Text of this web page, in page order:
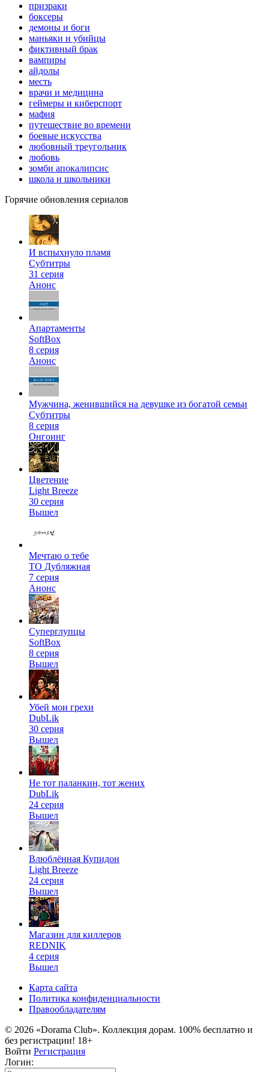
призраки
боксеры
демоны и боги
маньяки и убийцы
фиктивный брак
вампиры
айдолы
месть
врачи и медицина
геймеры и киберспорт
мафия
путешествие во времени
боевые искусства
любовный треугольник
любовь
зомби апокалипсис
школа и школьники
Горячие обновления сериалов
И вспыхнуло пламя
Субтитры
31 серия
Анонс
Апартаменты
SoftBox
8 серия
Анонс
Мужчина, женившийся на девушке из богатой семьи
Субтитры
8 серия
Онгоинг
Цветение
Light Breeze
30 серия
Вышел
Мечтаю о тебе
ТО Дубляжная
7 серия
Анонс
Суперглупцы
SoftBox
8 серия
Вышел
Убей мои грехи
DubLik
30 серия
Вышел
Не тот паланкин, тот жених
DubLik
24 серия
Вышел
Влюблённая Купидон
Light Breeze
24 серия
Вышел
Магазин для киллеров
REDNIK
4 серия
Вышел
Карта сайта
Политика конфиденциальности
Правообладателям
© 2026 «Dorama Club». Коллекция дорам. 100% бесплатно и
без регистрации! 18+
Войти Регистрация
Логин: